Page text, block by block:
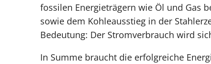
fossilen Energieträgern wie Öl und Gas
sowie dem Kohleausstieg in der
Bedeutung: Der Stromverbrauch wird
In Summe braucht die erfolgreiche